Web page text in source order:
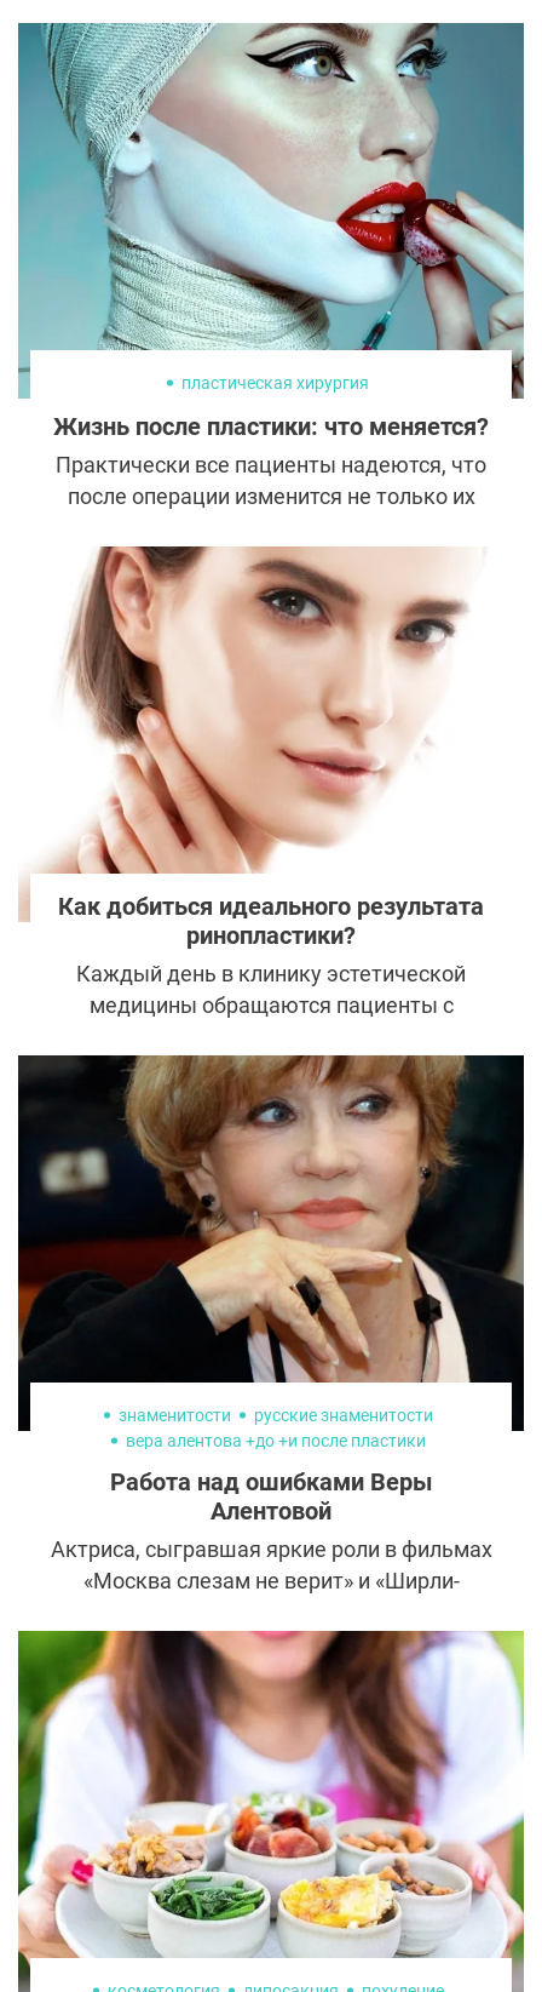
пластическая хирургия
Жизнь после пластики: что меняется?
Практически все пациенты надеются, что
после операции изменится не только их
но такие метаморфозы действительно
часто происходят. Рассказываем, какая
она жизнь после пластики, к чему нужно
быть готовым, а на какие чудеса лучше не
рассчитывать.
Как добиться идеального результата
ринопластики?
Каждый день в клинику эстетической
медицины обращаются пациенты с
хорошего пластического хирурга с первого
взгляда определить область будущего
вмешательства. Пластический хирург, как
тонкий психолог, чувствует потребности
пациентов и находит к ним
индивидуальный подход, несмотря на всю
похожесть многих ситуаций.
знаменитости
русские знаменитости
вера алентова +до +и после пластики
Работа над ошибками Веры
Алентовой
Актриса, сыгравшая яркие роли в фильмах
«Москва слезам не верит» и «Ширли-
молодостью и сделала все возможное и
невозможное для сохранения
привлекательной внешности. Вот только
получилось ли у звезды незаметно
преобразиться? Вера Алентова
неоднократно делала пластические
операции, но не все эксперименты с
внешностью прошли удачно.